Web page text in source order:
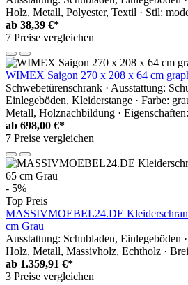
Holz, Metall, Polyester, Textil · Stil:
ab 38,39 €*
7 Preise vergleichen
WIMEX Saigon 270 x 208 x 64 cm
Schwebetürenschrank · Ausstattung:
Einlegeböden, Kleiderstange · Farbe:
Metall, Holznachbildung ·
ab 698,00 €*
7 Preise vergleichen
- 5%
Top Preis
MASSIVMOEBEL24.DE
cm Grau
Ausstattung: Schubladen, Einlegeböden
Holz, Metall, Massivholz, Echtholz ·
ab 1.359,91 €*
3 Preise vergleichen